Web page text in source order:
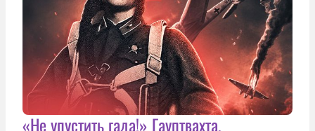
«Не упустить гада!» Гауптвахта,